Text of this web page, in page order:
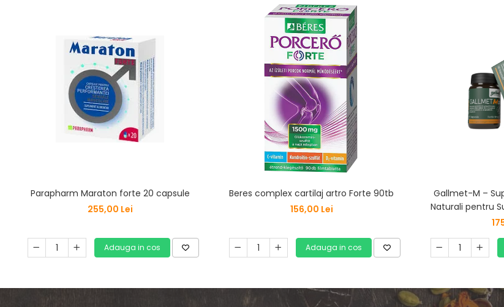
Parapharm Maraton forte 20 capsule
255,00 Lei
Adauga in cos
Beres complex cartilaj artro Forte 90tb
156,00 Lei
Adauga in cos
Gallmet-M –
Naturali pentru